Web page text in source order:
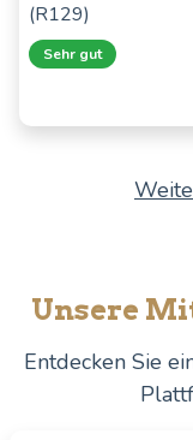
(R129)
Sehr gut
Unsere
Entdecken Sie